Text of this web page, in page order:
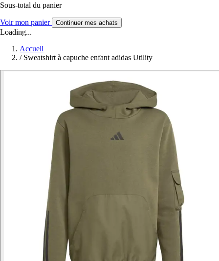
Sous-total du panier
Voir mon panier Continuer mes achats
Loading...
Accueil
/ Sweatshirt à capuche enfant adidas Utility